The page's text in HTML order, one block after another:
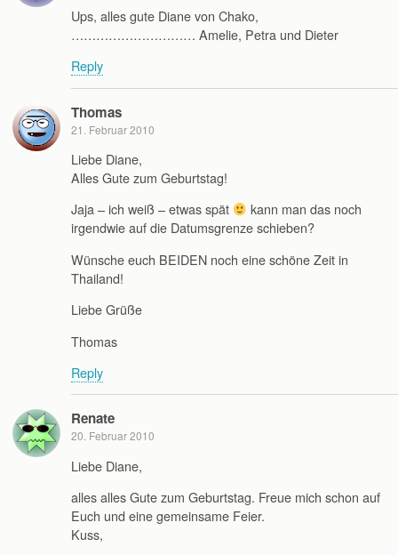
Ups, alles gute Diane von Chako,
………………………… Amelie, Petra und Dieter
Reply
Thomas
21. Februar 2010
Liebe Diane,
Alles Gute zum Geburtstag!
Jaja – ich weiß – etwas spät
kann man das noch
irgendwie auf die Datumsgrenze schieben?
Wünsche euch BEIDEN noch eine schöne Zeit in
Thailand!
Liebe Grüße
Thomas
Reply
Renate
20. Februar 2010
Liebe Diane,
alles alles Gute zum Geburtstag. Freue mich schon auf
Euch und eine gemeinsame Feier.
Kuss,